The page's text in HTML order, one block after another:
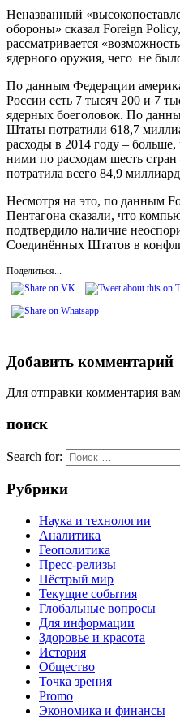
Неназванный
обороны» сказал Foreign
рассматривается
ядерного оружия, чего не
По данным Федерации
России есть 7 тысяч 200 и 7
ядерных боеголовок. По
Штаты потратили 618,7
расходы в 2014 году –
ними по расходам шесть
потратила всего 84,9
Несмотря на это, по данным
Пентагона сказали, что
подтвердило наличие
Соединённых Штатов в
Поделиться...
Добавить комментарий
Для отправки комментария
поиск
Search for:
Рубрики
Наука и технологии
Аналитика
Геополитика
Пресс-релизы
Пёстрый мир
Текущие события
Глобальные вопросы
Для информации
Здоровье и красота
История
Общество
Точка зрения
Promo
Экономика и финансы